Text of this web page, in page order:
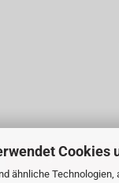
Cookies
ähnliche
Vertrag widerrufen